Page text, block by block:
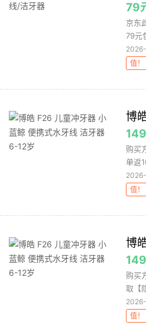
79
京东
79元
值
博
购买
单返
值
博
购买
取【
值